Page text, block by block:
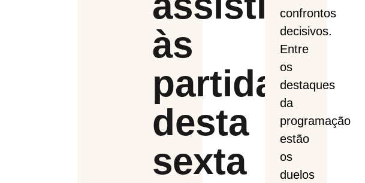
às
partidas
desta
sexta
confrontos
decisivos.
Entre
os
destaques
da
programação
estão
os
duelos